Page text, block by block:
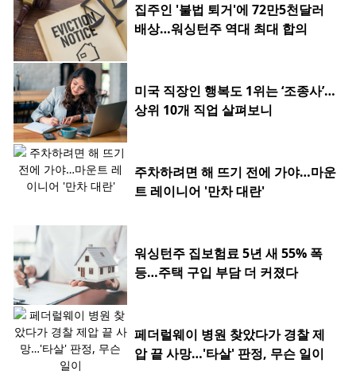
집주인 '불법 퇴거'에 72만5천달러
배상…워싱턴주 역대 최대 합의
미국 직장인 행복도 1위는 ‘조종사’…
상위 10개 직업 살펴보니
주차하려면 해 뜨기 전에 가야…마운
트 레이니어 '만차 대란'
워싱턴주 집보험료 5년 새 55% 폭
등…주택 구입 부담 더 커졌다
페더럴웨이 병원 찾았다가 경찰 제
압 끝 사망…'타살' 판정, 무슨 일이